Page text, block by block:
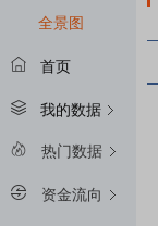
全景图
首页
我的数据
热门数据
资金流向